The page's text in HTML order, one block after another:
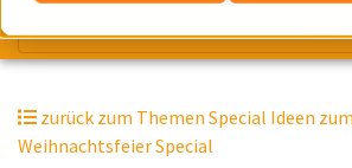
zurück zum Themen Special Ideen
Weihnachtsfeier Special
Wir suchen für Dich